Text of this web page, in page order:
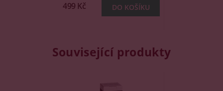
499 Kč
Související produkty